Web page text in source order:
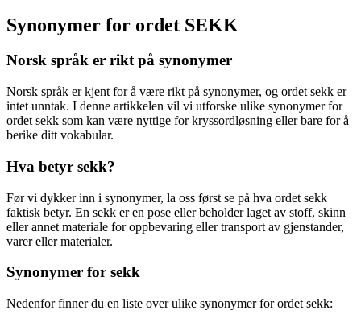
Synonymer for ordet SEKK
Norsk språk er rikt på synonymer
Norsk språk er kjent for å være rikt på synonymer, og ordet sekk er
intet unntak. I denne artikkelen vil vi utforske ulike synonymer for
ordet sekk som kan være nyttige for kryssordløsning eller bare for å
berike ditt vokabular.
Hva betyr sekk?
Før vi dykker inn i synonymer, la oss først se på hva ordet sekk
faktisk betyr. En sekk er en pose eller beholder laget av stoff, skinn
eller annet materiale for oppbevaring eller transport av gjenstander,
varer eller materialer.
Synonymer for sekk
Nedenfor finner du en liste over ulike synonymer for ordet sekk: